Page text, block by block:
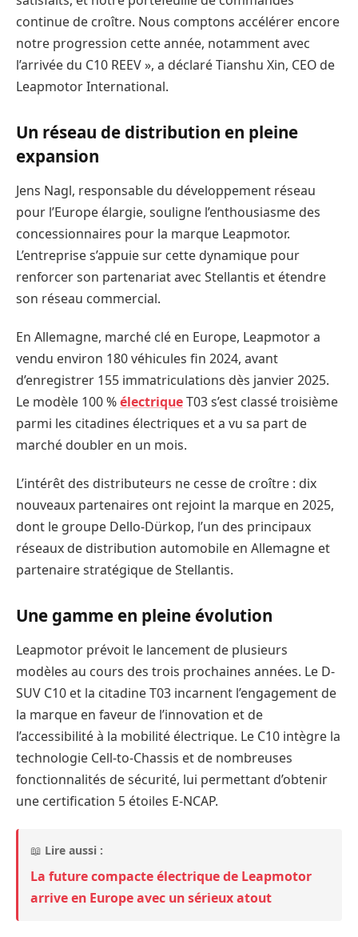
continue de croître. Nous comptons accélérer encore
notre progression cette année, notamment avec
l’arrivée du C10 REEV », a déclaré Tianshu Xin, CEO de
Leapmotor International.
Un réseau de distribution en pleine
expansion
Jens Nagl, responsable du développement réseau
pour l’Europe élargie, souligne l’enthousiasme des
concessionnaires pour la marque Leapmotor.
L’entreprise s’appuie sur cette dynamique pour
renforcer son partenariat avec Stellantis et étendre
son réseau commercial.
En Allemagne, marché clé en Europe, Leapmotor a
vendu environ 180 véhicules fin 2024, avant
d’enregistrer 155 immatriculations dès janvier 2025.
Le modèle 100 %électriqueT03 s’est classé troisième
parmi les citadines électriques et a vu sa part de
marché doubler en un mois.
L’intérêt des distributeurs ne cesse de croître : dix
nouveaux partenaires ont rejoint la marque en 2025,
dont le groupe Dello-Dürkop, l’un des principaux
réseaux de distribution automobile en Allemagne et
partenaire stratégique de Stellantis.
Une gamme en pleine évolution
Leapmotor prévoit le lancement de plusieurs
modèles au cours des trois prochaines années. Le D-
SUV C10 et la citadine T03 incarnent l’engagement de
la marque en faveur de l’innovation et de
l’accessibilité à la mobilité électrique. Le C10 intègre la
technologie Cell-to-Chassis et de nombreuses
fonctionnalités de sécurité, lui permettant d’obtenir
une certification 5 étoiles E-NCAP.
📖 Lire aussi :
La future compacte électrique de Leapmotor
arrive en Europe avec un sérieux atout